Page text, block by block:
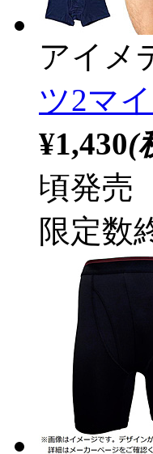
アイメ
ツ2マ
¥1,430(
頃発売
限定数